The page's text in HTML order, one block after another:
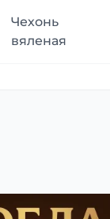
Чехонь
вяленая